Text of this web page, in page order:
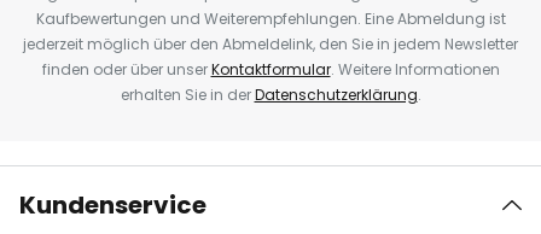
Kaufbewertungen und Weiterempfehlungen. Eine Abmeldung ist
jederzeit möglich über den Abmeldelink, den Sie in jedem Newsletter
finden oder über unserKontaktformular. Weitere Informationen
erhalten Sie in derDatenschutzerklärung.
Kundenservice